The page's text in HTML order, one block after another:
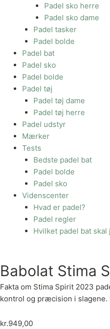
Padel sko herre
Padel sko dame
Padel tasker
Padel bolde
Padel bat
Padel sko
Padel bolde
Padel tøj
Padel tøj dame
Padel tøj herre
Padel udstyr
Mærker
Tests
Bedste padel bat
Padel bolde
Padel sko
Videnscenter
Hvad er padel?
Padel regler
Hvilket padel bat
Babolat Stima
Fakta om Stima Spirit 2023
kontrol og præcision i
kr.949,00